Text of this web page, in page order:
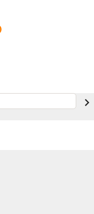
navigate_next